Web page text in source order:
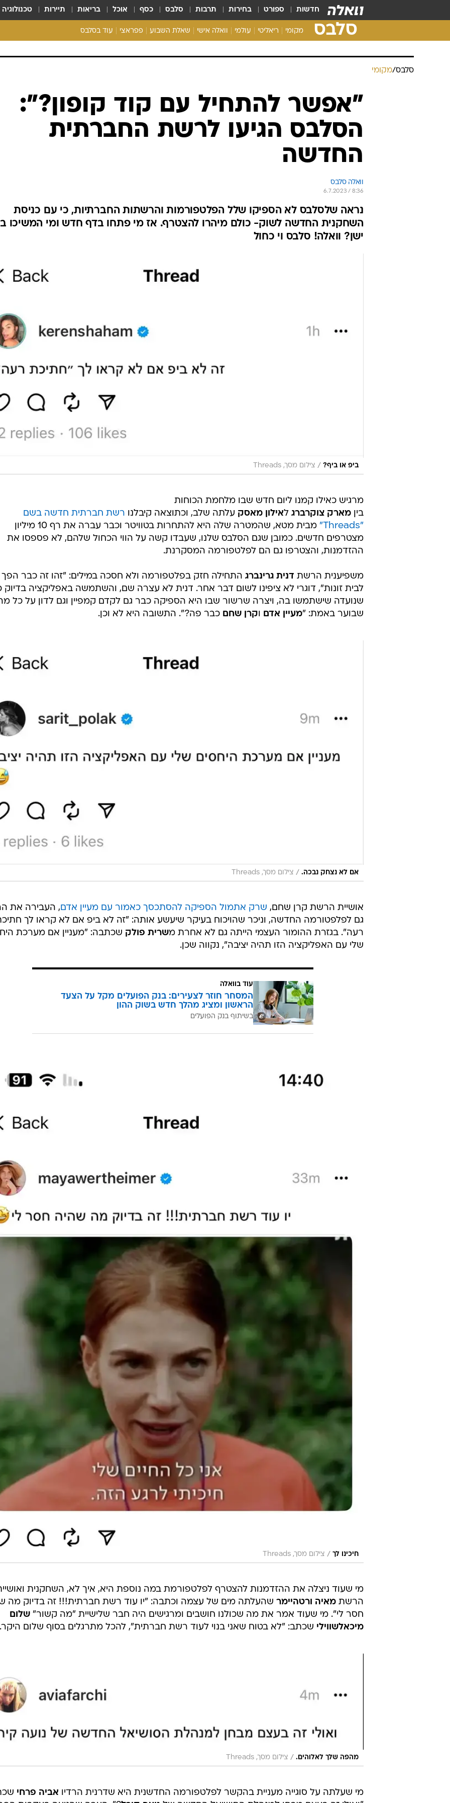
חדשות ספורט בחירות תרבות סלבס כסף אוכל בריאות תיירות טכנולוגיה
סלבס מקומי ריאליטי עולמי וואלה אישי שאלת השבוע פפראצי עוד בסלבס
רכלו לנו
סלבס/מקומי
"אפשר להתחיל עם קוד קופון?":
הסלבס הגיעו לרשת החברתית
החדשה
וואלה סלבס
6.7.2023 / 8:36
נראה שלסלבס לא הספיקו שלל הפלטפורמות והרשתות החברתיות, כי עם כניסת
השחקנית החדשה לשוק- כולם מיהרו להצטרף. אז מי פתחו בדף חדש ומי המשיכו
ישן? וואלה! סלבס וי כחול
ביפ או ביף? / צילום מסך, Threads
מרגיש כאילו קמנו ליום חדש שבו מלחמת הכוחות
בין מארק צוקרברג לאילון מאסק עלתה שלב, וכתוצאה קיבלנו רשת חברתית חדשה בשם
"Threads"
מבית מטא, שהמטרה שלה היא להתחרות בטוויטר וכבר עברה את רף 10 מיליון
מצטרפים חדשים. כמובן שגם הסלבס שלנו, שעבדו קשה על הווי הכחול שלהם, לא פספסו את
ההזדמנות, והצטרפו גם הם לפלטפורמה המסקרנת.
משפיענית הרשת דנית גרינברג התחילה חזק בפלטפורמה ולא חסכה במילים: "זהו זה כבר הפך
לבית זונות", דוגרי לא ציפינו לשום דבר אחר. דנית לא עצרה שם, והשתמשה באפליקציה בדיוק
שנועדה שישתמשו בה, ויצרה שרשור שבו היא הספיקה כבר גם לקדם קמפיין וגם לדון על כל
שבוער באמת: "מעיין אדם וקרן שחם כבר פה?". התשובה היא לא וכן.
אם לא נצחק נבכה. / צילום מסך, Threads
אושיית הרשת קרן שחם, שרק אתמול הספיקה להסתכסך כאמור עם מעיין אדם, העבירה את
גם לפלפטורמה החדשה, וניכר שהויכוח בעיקר שיעשע אותה: "זה לא ביפ אם לא קראו לך
רעה". בגזרת ההומור העצמי הייתה גם לא אחרת משרית פולק שכתבה: "מעניין אם מערכת
שלי עם האפליקציה הזו תהיה יציבה", נקווה שכן.
עוד בוואלה
המסחר חוזר לצעירים: בנק הפועלים מקל על הצעד
הראשון ומציג מהלך חדש בשוק ההון
בשיתוף בנק הפועלים
חיכינו לך / צילום מסך, Threads
מי שעוד ניצלה את ההזדמנות להצטרף לפלטפורמת במה נוספת היא, איך לא, השחקנית
הרשת מאיה ורטהיימר שהעלתה מים של עצמה וכתבה: "יו עוד רשת חברתית!!! זה בדיוק מה
חסר לי". מי שעוד אמר את מה שכולנו חושבים ומרגישים היה חבר שלישיית "מה קשור" שלום
מיכאלשווילי שכתב: "לא בטוח שאני בנוי לעוד רשת חברתית", להכל מתרגלים בסוף שלום היקר.
מהפה שלך לאלוהים. / צילום מסך, Threads
מי שעלתה על סוגייה מעניית בהקשר לפלטפורמה החדשנית היא שדרנית הרדיו אביה פרחי